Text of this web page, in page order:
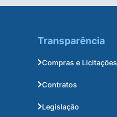
Transparência
Compras e Licitações
Contratos
Legislação